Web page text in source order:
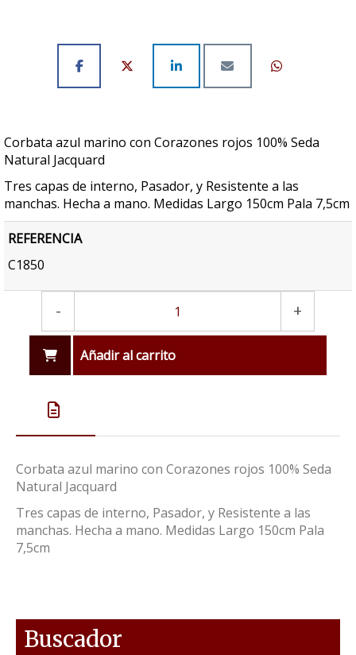
Corbata azul marino con Corazones rojos 100% Seda
Natural Jacquard
Tres capas de interno, Pasador, y Resistente a las
manchas. Hecha a mano. Medidas Largo 150cm Pala 7,5cm
REFERENCIA
C1850
- +
Añadir al carrito
Corbata azul marino con Corazones rojos 100% Seda
Natural Jacquard
Tres capas de interno, Pasador, y Resistente a las
manchas. Hecha a mano. Medidas Largo 150cm Pala
7,5cm
Buscador